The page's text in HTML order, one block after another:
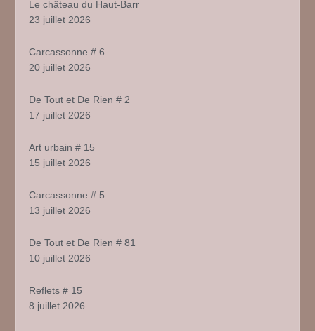
Le château du Haut-Barr
23 juillet 2026
Carcassonne # 6
20 juillet 2026
De Tout et De Rien # 2
17 juillet 2026
Art urbain # 15
15 juillet 2026
Carcassonne # 5
13 juillet 2026
De Tout et De Rien # 81
10 juillet 2026
Reflets # 15
8 juillet 2026